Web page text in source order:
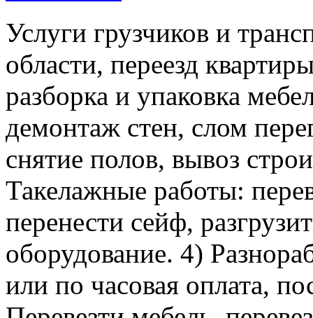
Услуги грузчиков и
области, переезд
разборка и упаковка
демонтаж стен, слом
снятие полов, вывоз
Такелажные работы:
перенести сейф,
оборудование. 4)
или по часовая оплата,